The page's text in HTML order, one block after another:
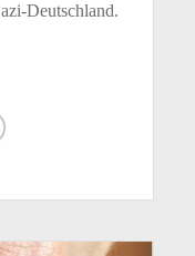
Deutschland.